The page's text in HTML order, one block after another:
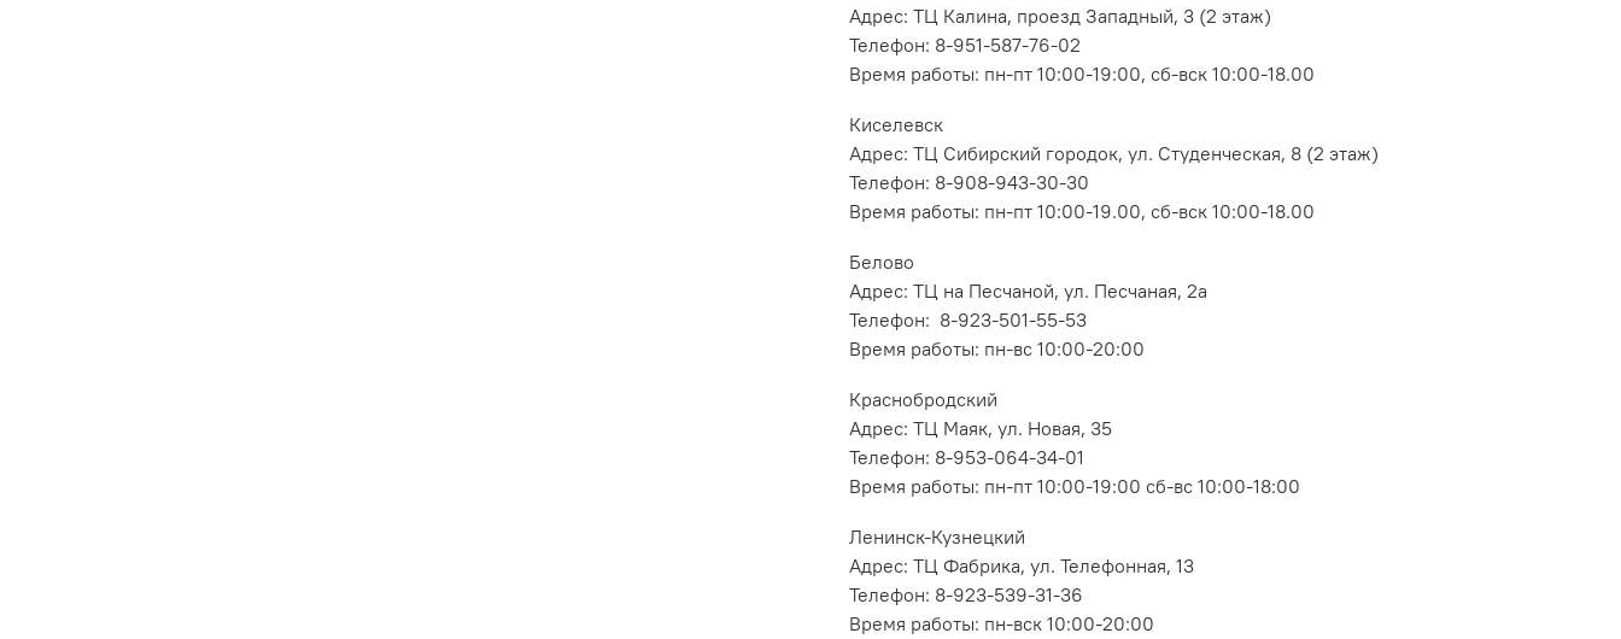
Адрес: ТЦ Калина, проезд Западный, 3 (2 этаж)
Телефон: 8-951-587-76-02
Время работы: пн-пт 10:00-19:00, сб-вск 10:00-18.00
Киселевск
Адрес: ТЦ Сибирский городок, ул. Студенческая, 8 (2 этаж)
Телефон: 8-908-943-30-30
Время работы: пн-пт 10:00-19.00, сб-вск 10:00-18.00
Белово
Адрес: ТЦ на Песчаной, ул. Песчаная, 2а
Телефон: 8-923-501-55-53
Время работы: пн-вс 10:00-20:00
Краснобродский
Адрес: ТЦ Маяк, ул. Новая, 35
Телефон: 8-953-064-34-01
Время работы: пн-пт 10:00-19:00 сб-вс 10:00-18:00
Ленинск-Кузнецкий
Адрес: ТЦ Фабрика, ул. Телефонная, 13
Телефон: 8-923-539-31-36
Время работы: пн-вск 10:00-20:00